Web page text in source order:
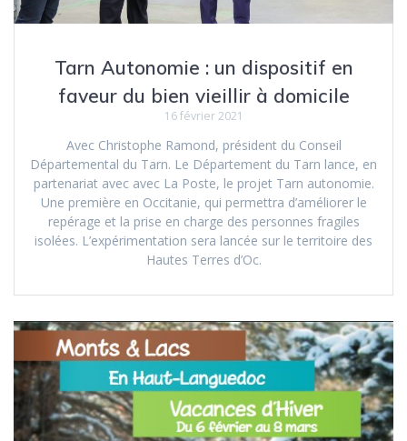
Tarn Autonomie : un dispositif en
faveur du bien vieillir à domicile
16 février 2021
Avec Christophe Ramond, président du Conseil
Départemental du Tarn. Le Département du Tarn lance, en
partenariat avec avec La Poste, le projet Tarn autonomie.
Une première en Occitanie, qui permettra d’améliorer le
repérage et la prise en charge des personnes fragiles
isolées. L’expérimentation sera lancée sur le territoire des
Hautes Terres d’Oc.